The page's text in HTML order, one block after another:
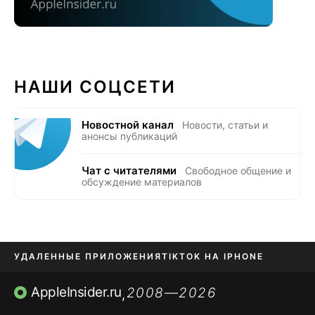
НАШИ СОЦСЕТИ
Новостной канал
Новости, статьи и
анонсы публикаций
Чат с читателями
Свободное общение и
обсуждение материалов
УДАЛЕННЫЕ ПРИЛОЖЕНИЯTIKTOK НА IPHONE
ПРИЛОЖЕНИЯ БЕЗ APP STORE
AppleInsider.ru,2008—2026